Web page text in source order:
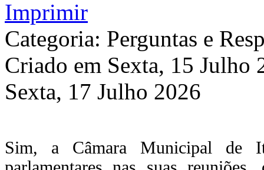
Categoria: Perguntas e
Criado em Sexta, 15 Julho
Sexta, 17 Julho 2026
Sim, a Câmara Municipal de